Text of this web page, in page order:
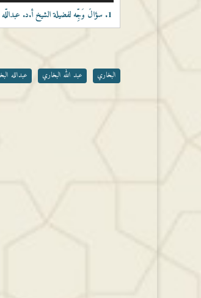
الأسهم
أعلى/
خفض
مستوى
1. سؤالٌ وُجِّه لفضيلة الشيخ أ.د.
البخاري عبد الله البخاري عبدالله